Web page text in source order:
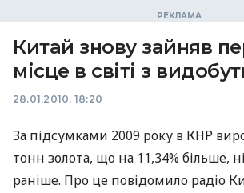
Китай знову зайняв
місце в світі з
28.01.2010, 18:20
За підсумками 2009 року в КНР
тонн золота, що на 11,34% більше,
раніше. Про це повідомило радіо